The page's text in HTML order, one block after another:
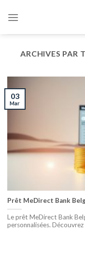
ARCHIVES PAR
Prêt MeDirect Bank
Le prêt MeDirect Bank
personnalisées.
03
Mar